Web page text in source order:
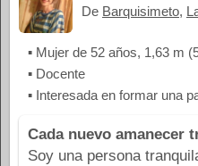
De Barquisimeto,
▪ Mujer de 52 años, 1,63 m
▪ Docente
▪ Interesada en formar una
Cada nuevo amanecer
Soy una persona